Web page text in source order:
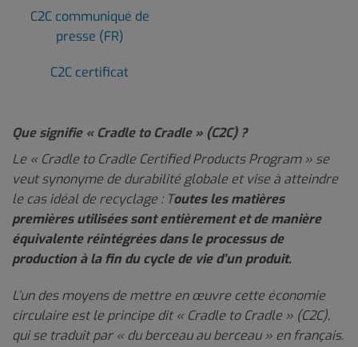
C2C communiqué de
presse (FR)
C2C certificat
Que signifie « Cradle to Cradle » (C2C) ?
Le « Cradle to Cradle Certified Products Program » se
veut synonyme de durabilité globale et vise à atteindre
le cas idéal de recyclage : Toutes les matières
premières utilisées sont entièrement et de manière
équivalente réintégrées dans le processus de
production à la fin du cycle de vie d’un produit.
L’un des moyens de mettre en œuvre cette économie
circulaire est le principe dit « Cradle to Cradle » (C2C),
qui se traduit par « du berceau au berceau » en français.